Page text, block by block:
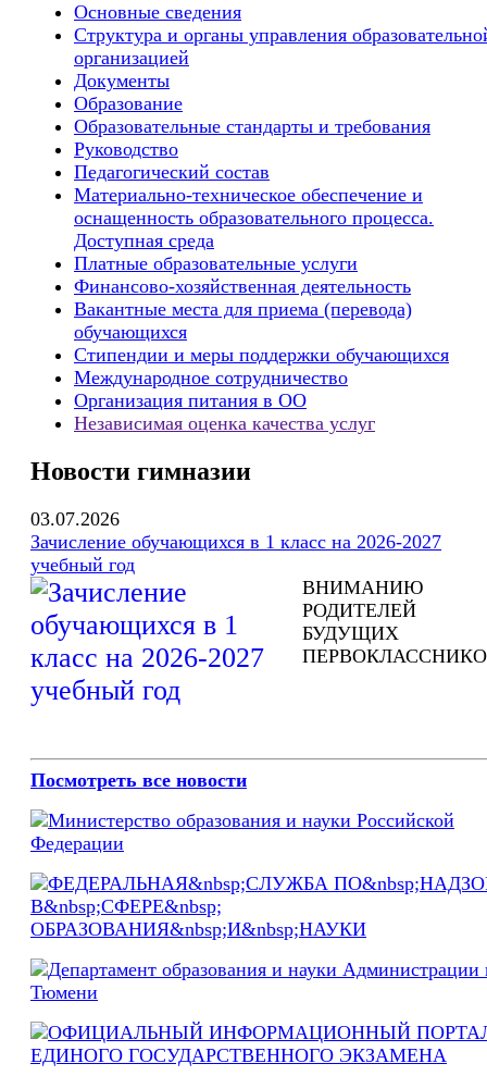
Основные сведения
Структура и органы управления
организацией
Документы
Образование
Образовательные стандарты и требования
Руководство
Педагогический состав
Материально-техническое обеспечение и
оснащенность образовательного процесса.
Доступная среда
Платные образовательные услуги
Финансово-хозяйственная деятельность
Вакантные места для приема (перевода)
обучающихся
Стипендии и меры поддержки обучающихся
Международное сотрудничество
Организация питания в ОО
Независимая оценка качества услуг
Новости гимназии
03.07.2026
Зачисление обучающихся в 1 класс на 2026-2027
учебный год
ВНИМАНИЮ
РОДИТЕЛЕЙ
БУДУЩИХ
Посмотреть все новости